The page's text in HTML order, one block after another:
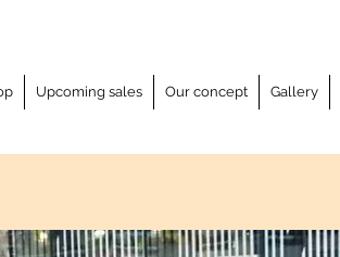
Upcoming sales Our concept Gallery